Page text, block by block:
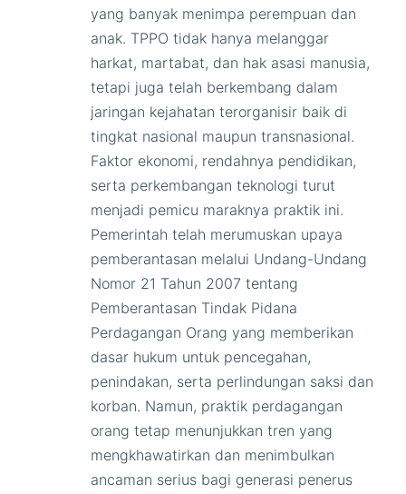
yang banyak menimpa perempuan dan
anak. TPPO tidak hanya melanggar
harkat, martabat, dan hak asasi manusia,
tetapi juga telah berkembang dalam
jaringan kejahatan terorganisir baik di
tingkat nasional maupun transnasional.
Faktor ekonomi, rendahnya pendidikan,
serta perkembangan teknologi turut
menjadi pemicu maraknya praktik ini.
Pemerintah telah merumuskan upaya
pemberantasan melalui Undang-Undang
Nomor 21 Tahun 2007 tentang
Pemberantasan Tindak Pidana
Perdagangan Orang yang memberikan
dasar hukum untuk pencegahan,
penindakan, serta perlindungan saksi dan
korban. Namun, praktik perdagangan
orang tetap menunjukkan tren yang
mengkhawatirkan dan menimbulkan
ancaman serius bagi generasi penerus